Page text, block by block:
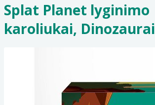
Splat Planet lyginimo
karoliukai, Dinozaurai